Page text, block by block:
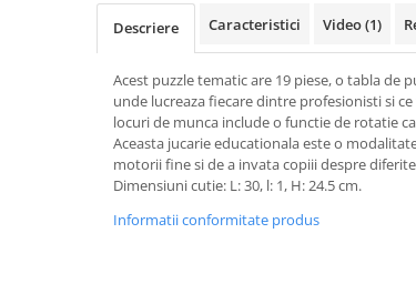
Descriere Caracteristici Video(1)
Acest puzzle tematic are 19 piese, o tabla de
unde lucreaza fiecare dintre profesionisti si
locuri de munca include o functie de rotatie
Aceasta jucarie educationala este o
motorii fine si de a invata copiii despre
Dimensiuni cutie: L: 30, l: 1, H: 24.5 cm.
Informatii conformitate produs